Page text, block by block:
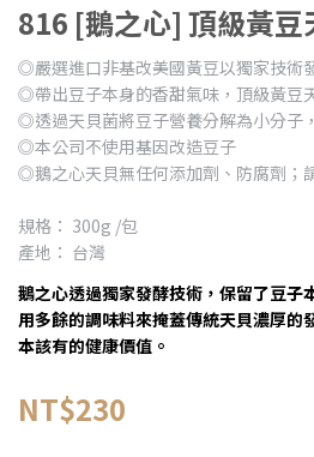
816 [鵝之心] 頂級黃豆
◎嚴選進口非基改美國黃豆以獨家技術
◎帶出豆子本身的香甜氣味，頂級黃豆
◎透過天貝菌將豆子營養分解為小分子
◎本公司不使用基因改造豆子
◎鵝之心天貝無任何添加劑、防腐劑；
規格： 300g /包
產地： 台灣
鵝之心透過獨家發酵技術，保留了豆子
用多餘的調味料來掩蓋傳統天貝濃厚的
本該有的健康價值。
NT$230